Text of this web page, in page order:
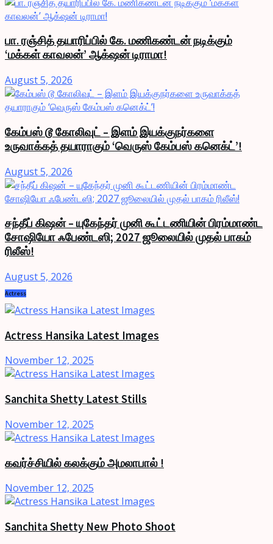
பா. ரஞ்சித் தயாரிப்பில் கே. மணிகண்டன் நடிக்கும்
‘மக்கள் காவலன்’ ஆக்‌ஷன் டிராமா!
August 5, 2026
கேம்பஸ் டூ கோலிவுட் – இளம் இயக்குநர்களை
உருவாக்கத் தயாராகும் ‘வெருஸ் கேம்பஸ் கனெக்ட்’!
August 5, 2026
சந்தீப் கிஷன் – யுகேந்தர் முனி கூட்டணியின் பிரம்மாண்ட
சோஷியோ ஃபேண்டஸி; 2027 ஜூலையில் முதல் பாகம்
ரிலீஸ்!
August 5, 2026
Actress
Actress Hansika Latest Images
November 12, 2025
Sanchita Shetty Latest Stills
November 12, 2025
கவர்ச்சியில் கலக்கும் அமலாபால் !
November 12, 2025
Sanchita Shetty New Photo Shoot